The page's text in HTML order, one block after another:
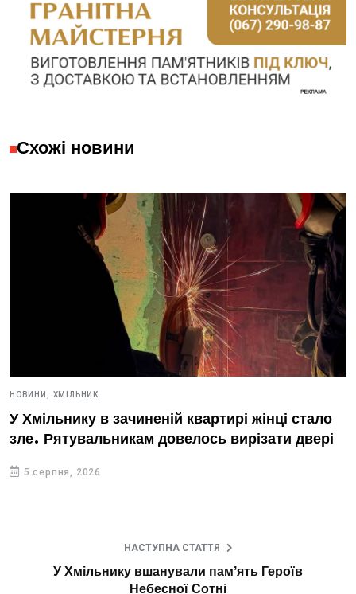
Схожі новини
НОВИНИ, ХМІЛЬНИК
У Хмільнику в зачиненій квартирі жінці стало
зле. Рятувальникам довелось вирізати двері
5 серпня, 2026
НАСТУПНА СТАТТЯ
У Хмільнику вшанували памʼять Героїв
Небесної Сотні